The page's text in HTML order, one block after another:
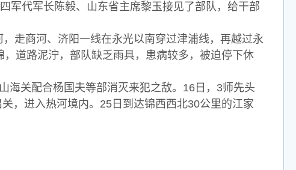
代军长陈毅、山东省主席黎玉接见了部队，给干部
商河、济阳一线在永光以南穿过津浦线，再越过永
道路泥泞，部队缺乏雨具，患病较多，被迫停下休
关配合杨国夫等部消灭来犯之敌。16日，3师先头
，进入热河境内。25日到达锦西西北30公里的江家